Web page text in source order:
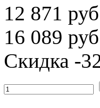
12 871
16 089
Скидка -